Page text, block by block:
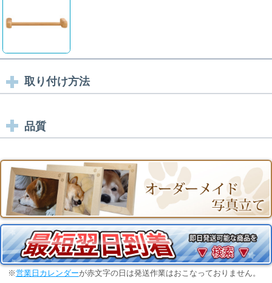
取り付け方法
品質
※営業日カレンダーが赤文字の日は発送作業はおこなっておりません。